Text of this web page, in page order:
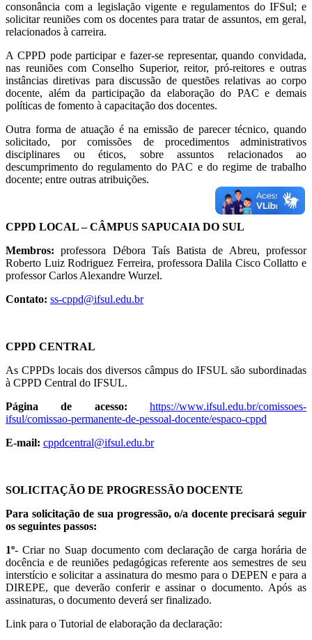
consonância com a legislação vigente e regulamentos do IFSul; e
solicitar reuniões com os docentes para tratar de assuntos, em geral,
relacionados à carreira.
A CPPD pode participar e fazer-se representar, quando convidada,
nas reuniões com Conselho Superior, reitor, pró-reitores e outras
instâncias diretivas para discussão de questões relativas ao corpo
docente, além da participação da elaboração do PAC e demais
políticas de fomento à capacitação dos docentes.
Outra forma de atuação é na emissão de parecer técnico, quando
solicitado, por comissões de procedimentos administrativos
disciplinares ou éticos, sobre assuntos relacionados ao
descumprimento do regulamento do PAC e do regime de trabalho
docente; entre outras atribuições.
CPPD LOCAL – CÂMPUS SAPUCAIA DO SUL
Membros: professora Débora Taís Batista de Abreu, professor
Roberto Luiz Rodriguez Ferreira, professora Dalila Cisco Collatto e
professor Carlos Alexandre Wurzel.
Contato: ss-cppd@ifsul.edu.br
CPPD CENTRAL
As CPPDs locais dos diversos câmpus do IFSUL são subordinadas
à CPPD Central do IFSUL.
Página de acesso:
https://www.ifsul.edu.br/comissoes-
ifsul/comissao-permanente-de-pessoal-docente/espaco-cppd
E-mail: cppdcentral@ifsul.edu.br
SOLICITAÇÃO DE PROGRESSÃO DOCENTE
Para solicitação de sua progressão, o/a docente precisará seguir
os seguintes passos:
1º- Criar no Suap documento com declaração de carga horária de
docência e de reuniões pedagógicas referente aos semestres de seu
interstício e solicitar a assinatura do mesmo para o DEPEN e para a
DIREPE, que deverão conferir e assinar o documento. Após as
assinaturas, o documento deverá ser finalizado.
Link para o Tutorial de elaboração da declaração: